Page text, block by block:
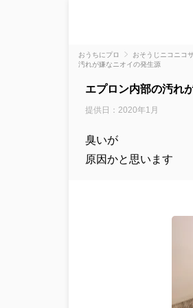
おうちにプロ おそうじニコニコ
汚れが嫌なニオイの発生源
エプロン内部の汚れ
提供日：2020年1月
臭いが
原因かと思います